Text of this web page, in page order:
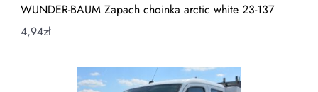
WUNDER-BAUM Zapach choinka arctic white 23-137
4,94zł